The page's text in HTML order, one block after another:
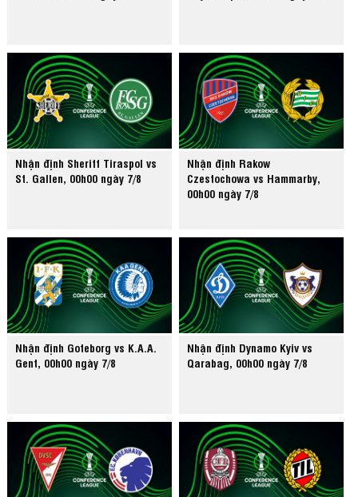
Nhận định Sheriff Tiraspol vs
St. Gallen, 00h00 ngày 7/8
Nhận định Rakow
Czestochowa vs Hammarby,
00h00 ngày 7/8
Nhận định Goteborg vs K.A.A.
Gent, 00h00 ngày 7/8
Nhận định Dynamo Kyiv vs
Qarabag, 00h00 ngày 7/8